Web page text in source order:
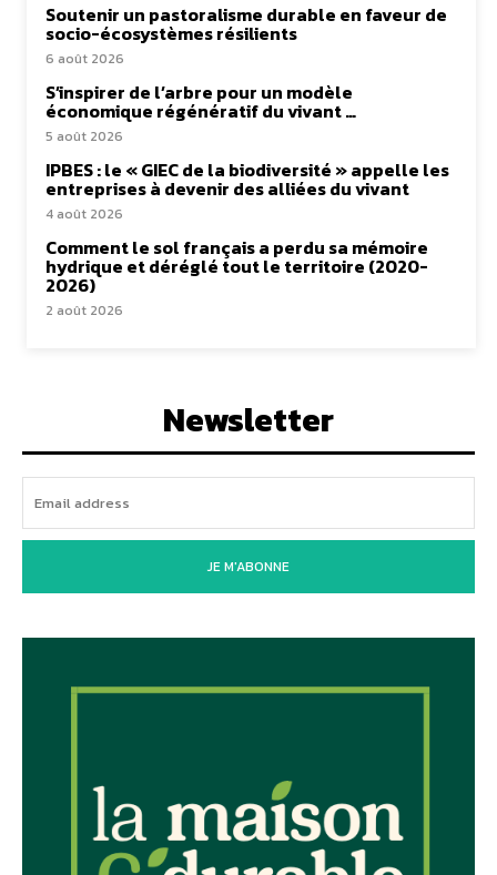
Soutenir un pastoralisme durable en faveur de
socio-écosystèmes résilients
6 août 2026
S’inspirer de l’arbre pour un modèle
économique régénératif du vivant …
5 août 2026
IPBES : le « GIEC de la biodiversité » appelle les
entreprises à devenir des alliées du vivant
4 août 2026
Comment le sol français a perdu sa mémoire
hydrique et déréglé tout le territoire (2020-
2026)
2 août 2026
Newsletter
JE M'ABONNE